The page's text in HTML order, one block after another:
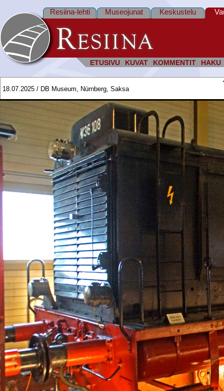
ETUSIVU KUVAT KOMMENTIT HAKU
Resiina-lehti Museojunat Keskustelu
18.07.2025 / DB Museum, Nürnberg, Saksa